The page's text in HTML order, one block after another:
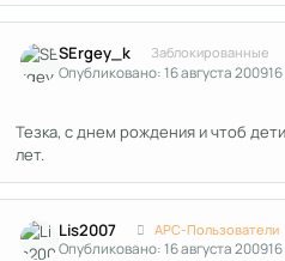
SErgey_k Заблокированные
Опубликовано:16 августа 200916
Тезка, с днем рождения и чтоб
лет.
Lis2007 APC-Пользователи
Опубликовано:16 августа 200916